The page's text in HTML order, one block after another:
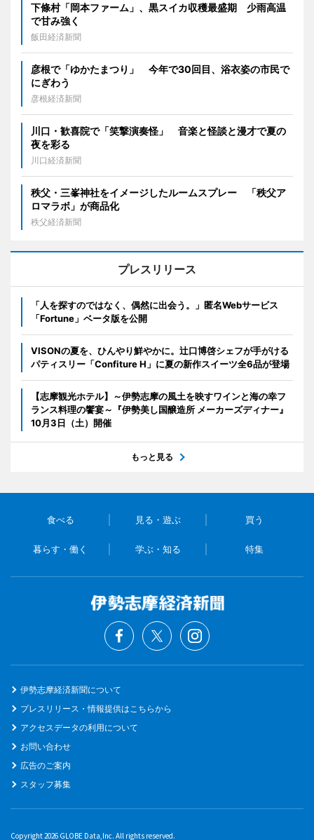
下條村「岡本ファーム」、黒スイカ収穫最盛期 少雨高温
で甘み強く
飯田経済新聞
彦根で「ゆかたまつり」 今年で30回目、浴衣姿の市民で
にぎわう
彦根経済新聞
川口・歓喜院で「笑撃演奏怪」 音楽と怪談と漫才で夏の
夜を彩る
川口経済新聞
秩父・三峯神社をイメージしたルームスプレー 「秩父ア
ロマラボ」が商品化
秩父経済新聞
プレスリリース
「人を探すのではなく、偶然に出会う。」匿名Webサービス
「Fortune」ベータ版を公開
VISONの夏を、ひんやり鮮やかに。辻口博啓シェフが手がける
パティスリー「Confiture H」に夏の新作スイーツ全6品が登場
【志摩観光ホテル】～伊勢志摩の風土を映すワインと海の幸フ
ランス料理の饗宴～『伊勢美し国醸造所 メーカーズディナー』
10月3日（土）開催
もっと見る
食べる 見る・遊ぶ 買う
暮らす・働く 学ぶ・知る 特集
伊勢志摩経済新聞について
プレスリリース・情報提供はこちらから
アクセスデータの利用について
お問い合わせ
広告のご案内
スタッフ募集
Copyright 2026 GLOBE Data,Inc. All rights reserved.